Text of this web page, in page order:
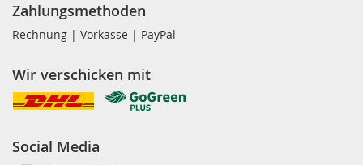
Zahlungsmethoden
Rechnung | Vorkasse | PayPal
Wir verschicken mit
Social Media